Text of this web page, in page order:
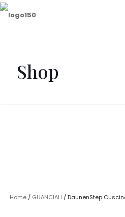
Shop
Home/ GUANCIALI / DaunenStep